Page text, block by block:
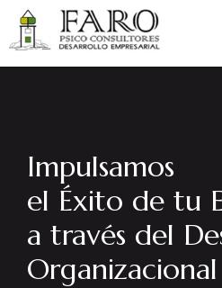
Impulsamos
el Éxito de tu
a través del
Organizacional